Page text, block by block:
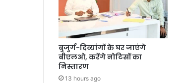
बुजुर्ग-दिव्यांगों के घर जाएंगे
बीएलओ, करेंगे नोटिसों का
निस्तारण
13 hours ago